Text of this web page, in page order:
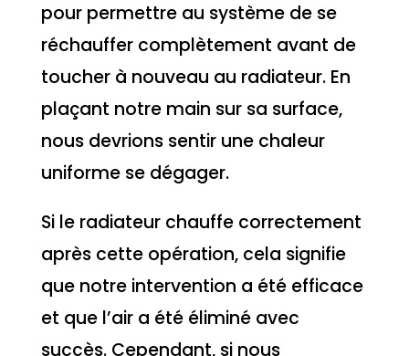
pour permettre au système de se
réchauffer complètement avant de
toucher à nouveau au radiateur. En
plaçant notre main sur sa surface,
nous devrions sentir une chaleur
uniforme se dégager.
Si le radiateur chauffe correctement
après cette opération, cela signifie
que notre intervention a été efficace
et que l’air a été éliminé avec
succès. Cependant, si nous